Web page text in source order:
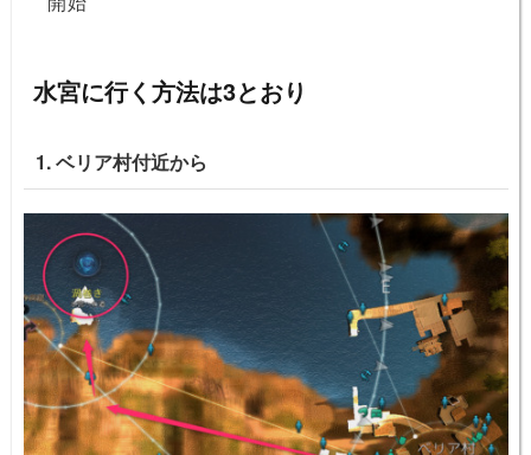
水宮に行く方法は3とおり
1. ベリア村付近から